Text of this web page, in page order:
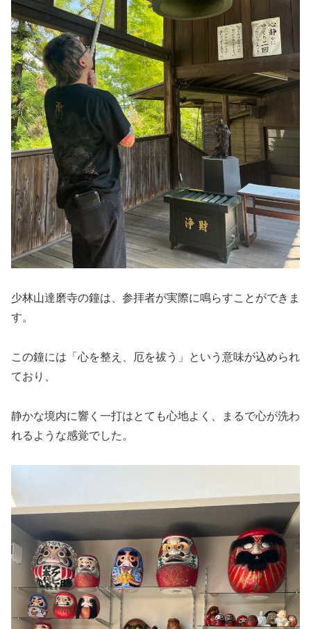
少林山達磨寺の鐘は、参拝者が実際に鳴らすことができま
す。
この鐘には「心を整え、厄を祓う」という意味が込められ
ており、
静かな境内に響く一打はとても心地よく、まるで心が洗わ
れるような感覚でした。